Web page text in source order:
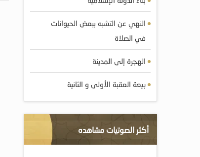
النهي عن التشبه ببعض الحيوانات
في الصلاة
الهجرة إلى المدينة
بيعة العقبة الأولى و الثانية
أكثر الصوتيات مشاهده